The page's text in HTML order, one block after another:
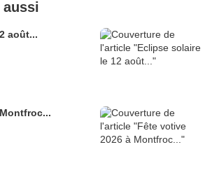
aussi
août...